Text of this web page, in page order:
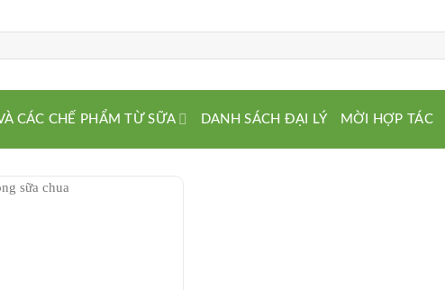
CÁC CHẾ PHẨM TỪ SỮA DANH SÁCH ĐẠI LÝ MỜI HỢP TÁC